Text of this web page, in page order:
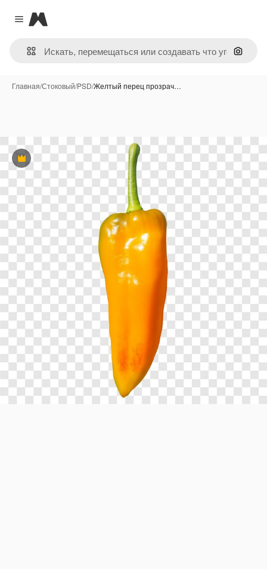
Close menu
Magnific
Поиск
Главная/Стоковый/PSD/Желтый перец прозрач…
Премиум